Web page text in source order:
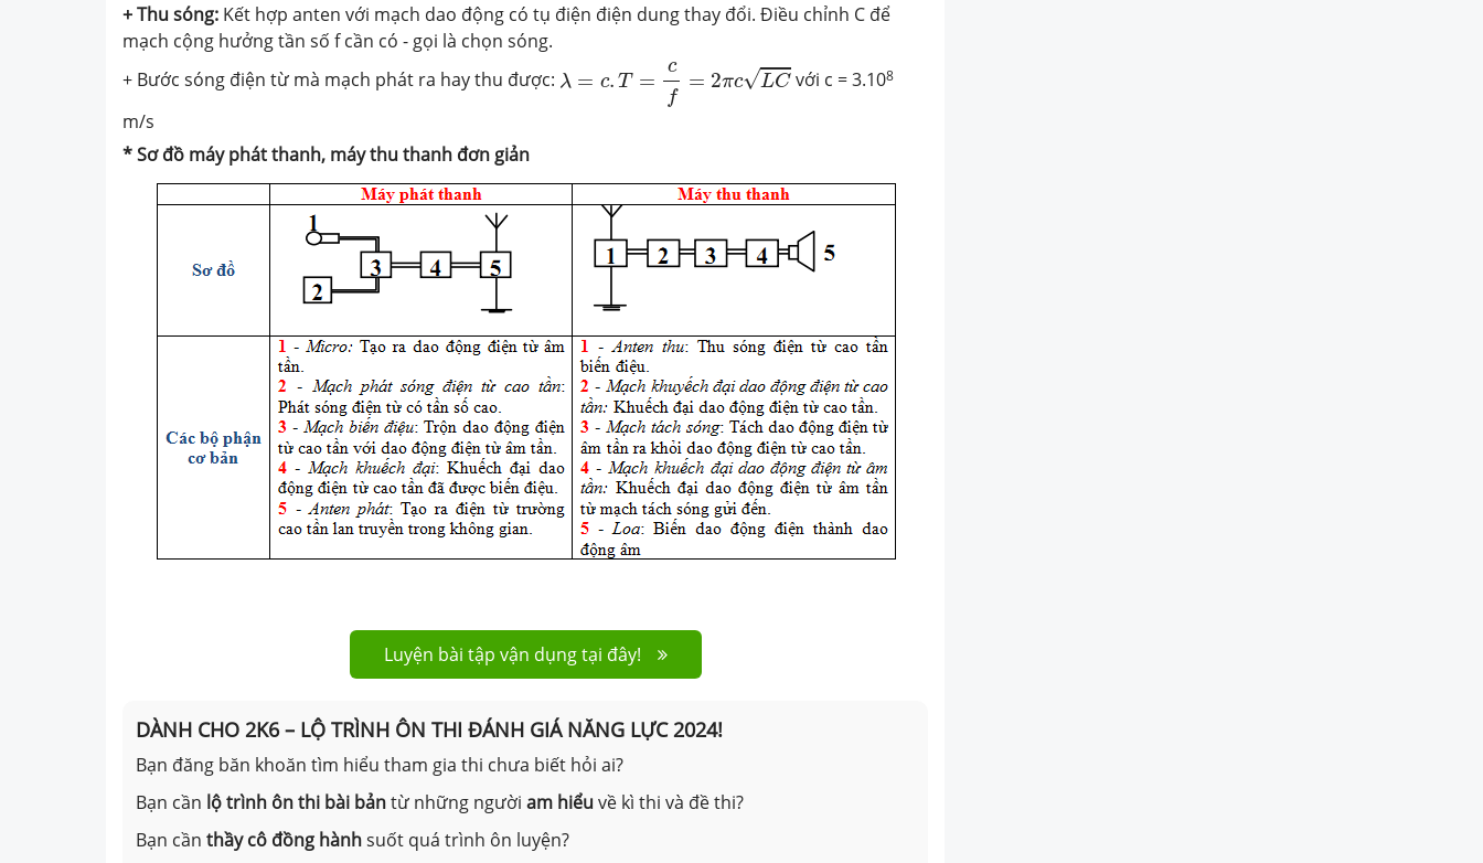
+ Thu sóng: Kết hợp anten với mạch dao động có tụ điện điện dung thay đổi. Điều chỉnh C để
mạch cộng hưởng tần số f cần có - gọi là chọn sóng.
+ Bước sóng điện từ mà mạch phát ra hay thu được: λ = c. T =
c
f
= 2πc√LC
πc
với c = 3.108
m/s
* Sơ đồ máy phát thanh, máy thu thanh đơn giản
Luyện bài tập vận dụng tại đây!
DÀNH CHO 2K6 – LỘ TRÌNH ÔN THI ĐÁNH GIÁ NĂNG LỰC 2024!
Bạn đăng băn khoăn tìm hiểu tham gia thi chưa biết hỏi ai?
Bạn cần lộ trình ôn thi bài bảntừ những người am hiểuvề kì thi và đề thi?
Bạn cần thầy cô đồng hànhsuốt quá trình ôn luyện?